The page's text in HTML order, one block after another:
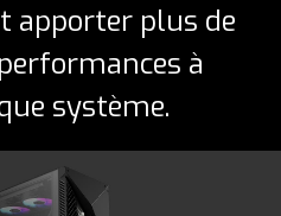
apporter plus de
à
système.